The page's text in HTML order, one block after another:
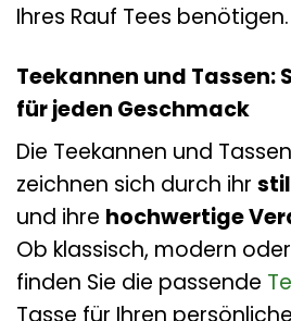
Ihres Rauf Tees benötigen.
Teekannen und Tassen:
für jeden Geschmack
Die Teekannen und
zeichnen sich durch ihr
und ihre hochwertige
Ob klassisch, modern
finden Sie die passende